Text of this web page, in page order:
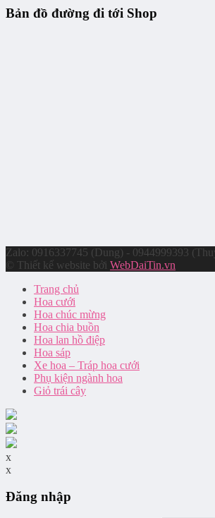
Bản đồ đường đi tới Shop
Zalo: 0916337745 (Dung) - 0944999393
© Thiết kế website bởi WebDaiTin.vn
Trang chủ
Hoa cưới
Hoa chúc mừng
Hoa chia buồn
Hoa lan hồ điệp
Hoa sáp
Xe hoa – Tráp hoa cưới
Phụ kiện ngành hoa
Giỏ trái cây
x
x
Đăng nhập